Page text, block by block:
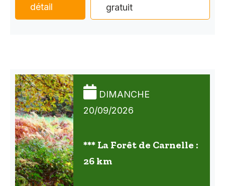
détail
gratuit
DIMANCHE
20/09/2026
*** La Forêt de Carnelle :
26 km